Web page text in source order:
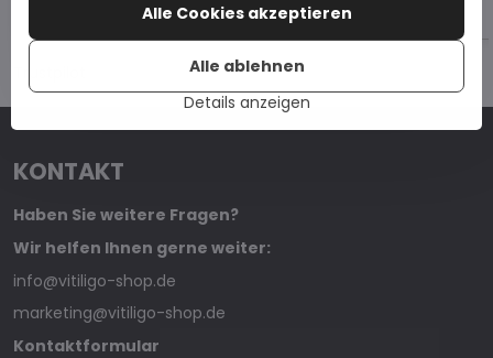
KONTAKT
Haben Sie weitere Fragen?
Wir helfen Ihnen gerne weiter:
info@vitiligo-shop.de
marketing@vitiligo-shop.de
Kontaktformular
Details anzeigen
Alle Cookies akzeptieren
Alle ablehnen